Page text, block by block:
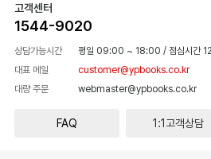
고객센터
1544-9020
상담가능시간 평일 09:00 ~ 18:00 / 점심시간
대표 메일
customer@ypbooks.co.kr
대량 주문
webmaster@ypbooks.co.kr
FAQ 1:1고객상담